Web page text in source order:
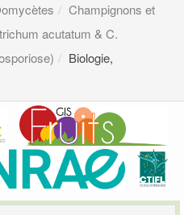
Champignons et
acutatum & C.
Biologie,